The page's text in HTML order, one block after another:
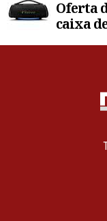
Oferta
caixa